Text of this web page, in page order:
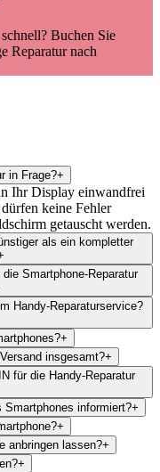
Buchen Sie
Reparatur nach
in Frage?+
Ihr Display einwandfrei
keine Fehler
getauscht werden.
als ein kompletter
Smartphone-Reparatur
Handy-Reparaturservice?
+
insgesamt?+
für die Handy-Reparatur
Smartphones informiert?+
+
anbringen lassen?+
+